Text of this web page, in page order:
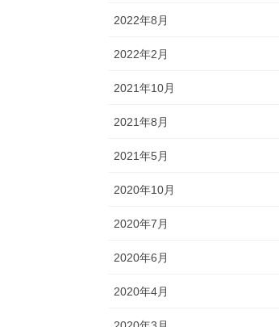
2022年8月
2022年2月
2021年10月
2021年8月
2021年5月
2020年10月
2020年7月
2020年6月
2020年4月